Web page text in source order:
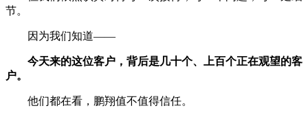
节。
因为我们知道——
今天来的这位客户，背后是几十个、上百个正在观望的客
户。
他们都在看，鹏翔值不值得信任。